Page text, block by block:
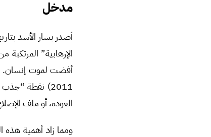
مدخل
أفضت لموت إنسان.
2011) نقطة
العودة، أو ملف
ومما زاد أهمية هذه